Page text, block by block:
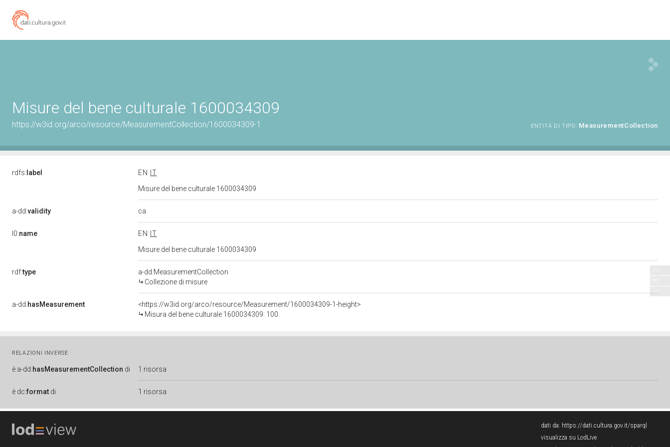
Misure del bene culturale 1600034309
https://w3id.org/arco/resource/MeasurementCollection/1600034309-1 ENTITÀ DI TIPO: MeasurementCollection
rdfs: label EN
IT
Misure del bene culturale 1600034309
a-dd:validity ca
l0:name EN
IT
Misure del bene culturale 1600034309
rdf:type
a-dd:MeasurementCollection
Collezione di misure
a-dd:hasMeasurement
<https://w3id.org/arco/resource/Measurement/1600034309-1-height>
Misura del bene culturale 1600034309: 100
RELAZIONI INVERSE
è a-dd:hasMeasurementCollection di 1 risorsa
è dc:format di 1 risorsa
dati da: https://dati.cultura.gov.it/sparql
visualizza su LodLive